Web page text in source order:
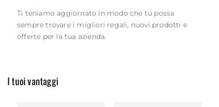
Ti teniamo aggiornato in modo che tu possa
sempre trovare i migliori regali, nuovi prodotti e
offerte per la tua azienda.
I tuoi vantaggi